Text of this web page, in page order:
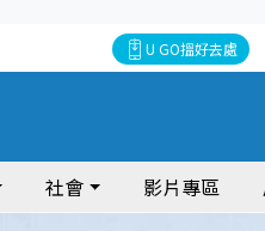
U GO搵好去處
社會 影片專區